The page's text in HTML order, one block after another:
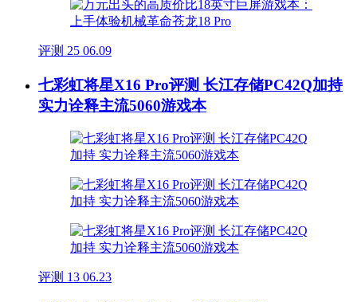
评测 25 06.09
七彩虹将星X16 Pro评测 长江存储PC42Q加持
实力诠释主流5060游戏本
评测 13 06.23